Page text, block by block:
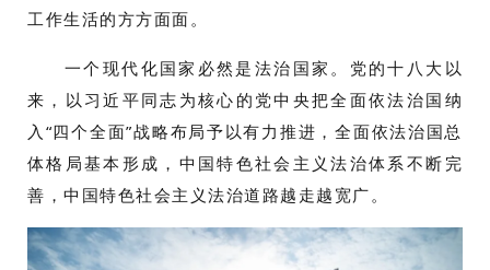
工作生活的方方面面。
一个现代化国家必然是法治国家。党的十八大以
来， 以习近平同志为核心的党中央把全面依法治国纳
入“四个全面”战略布局予以有力推进，全面依法治国总
体格局基本 形成，中国特色社会主义法治体系不断完
善，中国特色社会主义法治道路越走越宽广。